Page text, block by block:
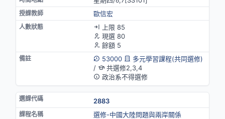
歐信宏
上限 85
現選 80
餘額 5
53000
多元學習課程(共同選修)
/
共選修2,3,4
政治系不得選修
2883
選修-中國大陸問題與兩岸關係